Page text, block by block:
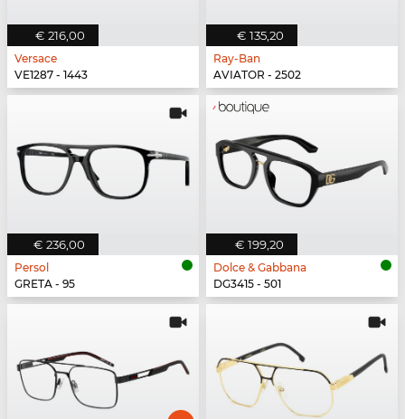
€ 216,00
Versace
VE1287 - 1443
€ 135,20
Ray-Ban
AVIATOR - 2502
€ 236,00
Persol
GRETA - 95
€ 199,20
Dolce & Gabbana
DG3415 - 501